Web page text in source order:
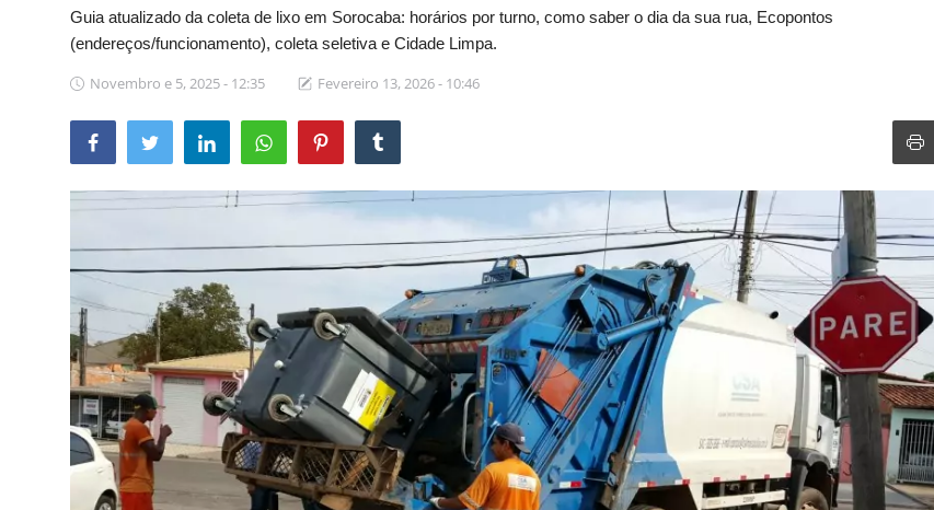
Guia atualizado da coleta de lixo em Sorocaba: horários por turno, como saber o dia da sua rua, Ecopontos
(endereços/funcionamento), coleta seletiva e Cidade Limpa.
Novembro e 5, 2025 - 12:35 Fevereiro 13, 2026 - 10:46